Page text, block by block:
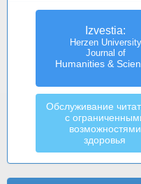
Izvestia:
Herzen University
Journal of
Humanities &
Обслуживание
с
возможностями
здоровья